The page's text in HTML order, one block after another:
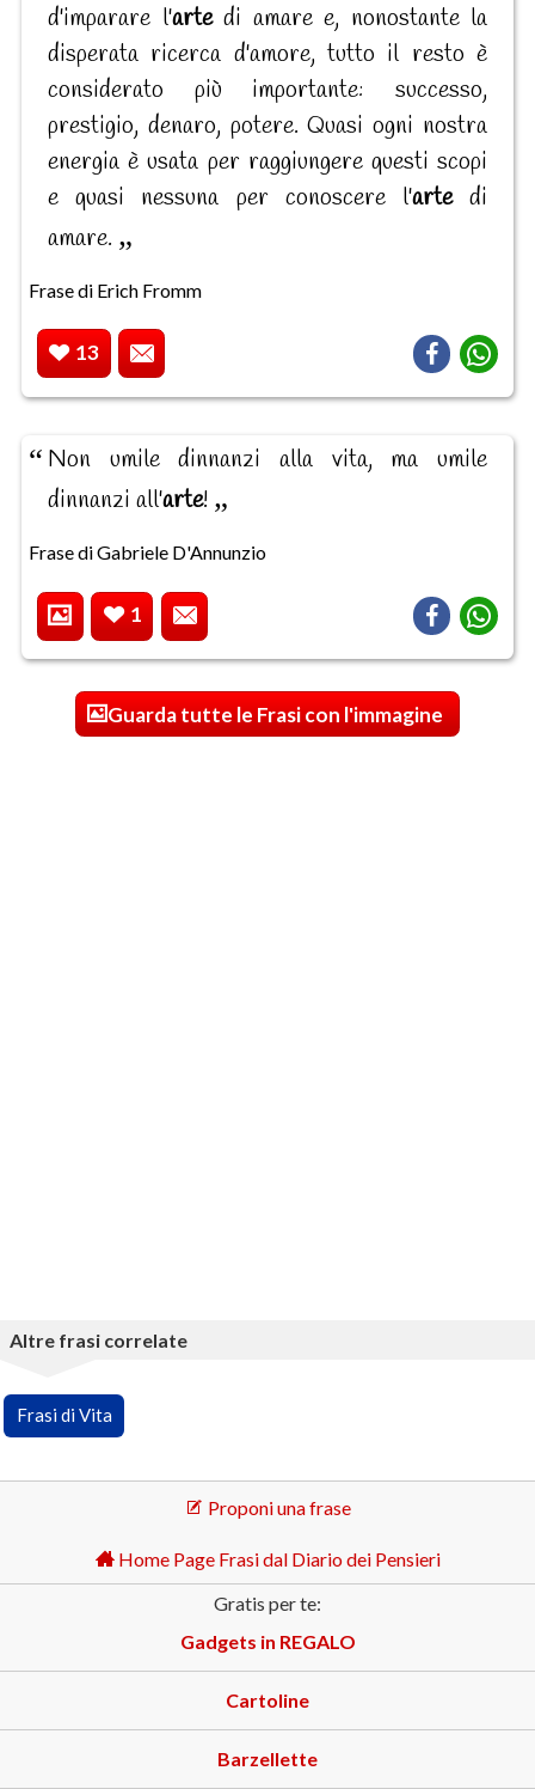
d'imparare l'artedi amare e, nonostante la
disperata ricerca d'amore, tutto il resto è
considerato più importante: successo,
prestigio, denaro, potere. Quasi ogni nostra
energia è usata per raggiungere questi scopi
e quasi nessuna per conoscere l'artedi
amare.
Frase di Erich Fromm
13
Non umile dinnanzi alla vita, ma umile
dinnanzi all'arte!
Frase di Gabriele D'Annunzio
1
Guarda tutte le Frasi con l'immagine
Altre frasi correlate
Frasi di Vita
Proponi una frase
Home Page Frasi dal Diario dei Pensieri
Gratis per te:
Gadgets in REGALO
Cartoline
Barzellette